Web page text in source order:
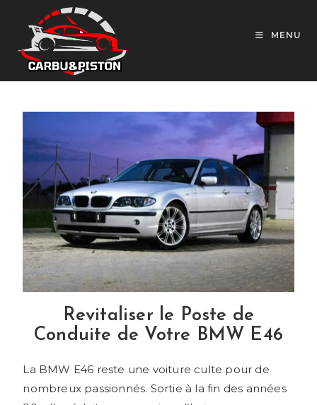
MENU
Revitaliser le Poste de
Conduite de Votre BMW E46
La BMW E46 reste une voiture culte pour de
nombreux passionnés. Sortie à la fin des années